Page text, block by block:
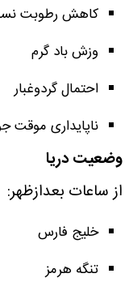
کاهش رطوبت
وزش باد گرم
احتمال گردوغبار
ناپایداری موقت
وضعیت دریا
از ساعات بعدازظهر:
خلیج فارس
تنگه هرمز